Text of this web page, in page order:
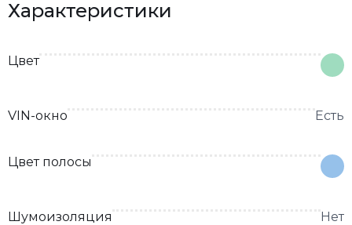
Характеристики
Цвет
VIN-окно Есть
Цвет полосы
Шумоизоляция Нет